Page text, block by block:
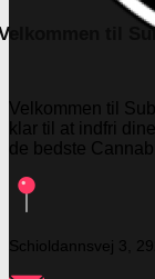
til
Velkommen til
klar til at indfri
de bedste
Schioldannsvej 3,